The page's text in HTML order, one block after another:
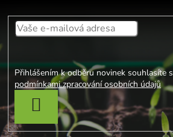
Přihlášením k odběru novinek souhlasíte s
podmínkami zpracování osobních údajů
PŘIHLÁSIT SE